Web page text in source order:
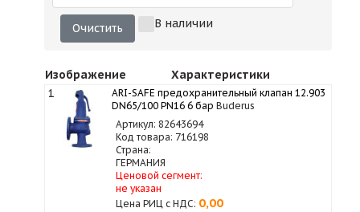
Очистить В наличии
Изображение
Характеристики
1
ARI-SAFE предохранительный клапан 12.903
DN65/100 PN16 6 бар Buderus
Артикул: 82643694
Код товара: 716198
Страна:
ГЕРМАНИЯ
Ценовой сегмент:
не указан
Цена РИЦ с НДС: 0,00